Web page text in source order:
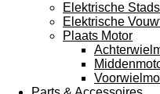
Elektrische
Elektrische
Plaats Motor